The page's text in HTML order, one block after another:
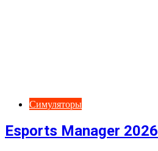
Симуляторы
Esports Manager 2026